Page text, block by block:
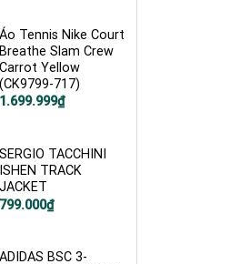
799.000₫.
Áo Tennis Nike Court
Breathe Slam Crew
Carrot Yellow
(CK9799-717)
Giá
1.699.999₫
Giá
1.699.999₫.
SERGIO TACCHINI
ISHEN TRACK
JACKET
Giá
799.000₫
Giá
799.000₫.
ADIDAS BSC 3-